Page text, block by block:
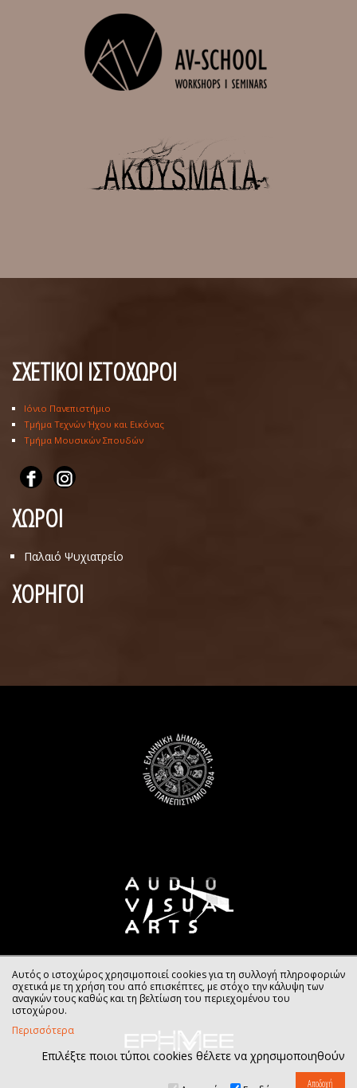
ΣΧΕΤΙΚΟΙ ΙΣΤΟΧΩΡΟΙ
Ιόνιο Πανεπιστήμιο
Τμήμα Τεχνών Ήχου και Εικόνας
Τμήμα Μουσικών Σπουδών
ΧΩΡΟΙ
Παλαιό Ψυχιατρείο
ΧΟΡΗΓΟΙ
Αυτός ο ιστοχώρος χρησιμοποιεί cookies για τη συλλογή πληροφοριών
σχετικά με τη χρήση του από επισκέπτες, με στόχο την κάλυψη των
αναγκών τους καθώς και τη βελτίωση του περιεχομένου του
ιστοχώρου.
Περισσότερα
Επιλέξτε ποιοι τύποι cookies θέλετε να χρησιμοποιηθούν